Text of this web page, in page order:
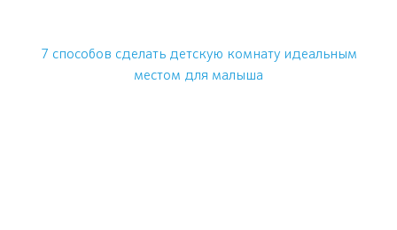
7 способов сделать детскую комнату идеальным
местом для малыша